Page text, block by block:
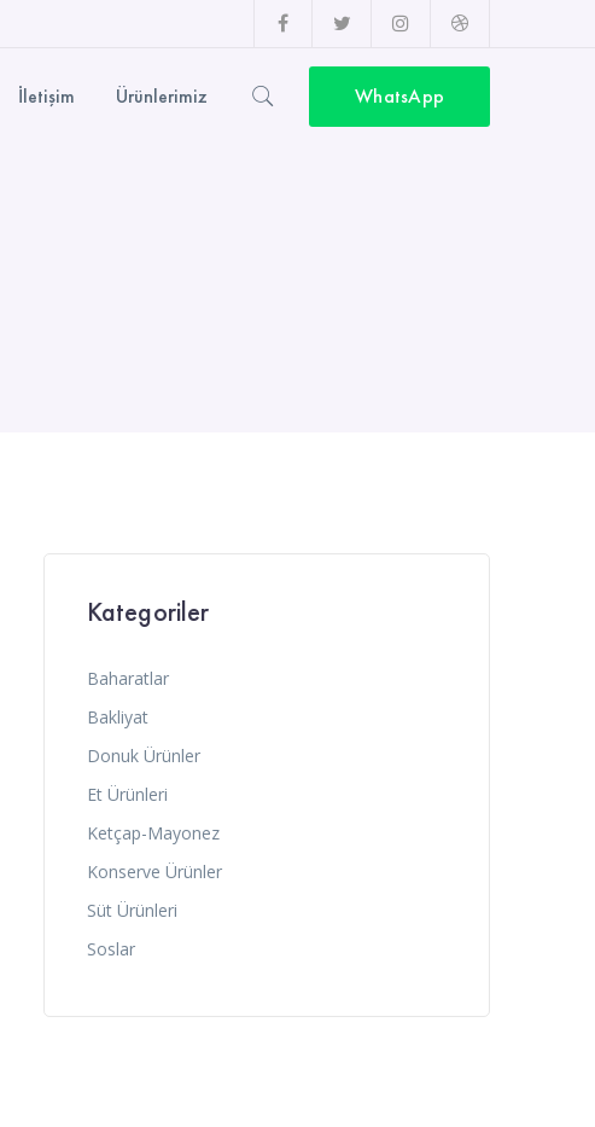
Facebook
Profil
Twitter
Profil
Instagram
Profil
Top
sürme
WhatsApp
İletişim Ürünlerimiz
Kategoriler
Baharatlar
Bakliyat
Donuk Ürünler
Et Ürünleri
Ketçap-Mayonez
Konserve Ürünler
Süt Ürünleri
Soslar